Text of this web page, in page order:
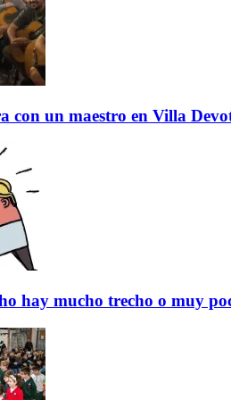
con un maestro en Villa
hay mucho trecho o muy